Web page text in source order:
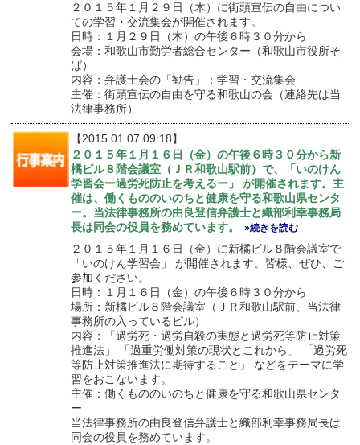
２０１５年１月２９日（木）に街頭宣伝の自由につい
ての学習・交流集会が開催されます。
日時：１月２９日（木）の午後６時３０分から
会場：和歌山市勤労者総合センター（和歌山市役所そ
ば）
内容：弁護士会の「勧告」：学習・交流集会
主催：街頭宣伝の自由を守る和歌山の会（連絡先は当
法律事務所）
【2015.01.07 09:18】
２０１５年１月１６日（金）の午後６時３０分から新
橘ビル８階会議室（ＪＲ和歌山駅前）で、「いのけん
学習会ー過労死防止を考えるー」 が開催されます。主
催は、働くもののいのちと健康を守る和歌山県センタ
ー。当法律事務所の由良登信弁護士と織部利幸事務局
長は同会の役員を務めています。
»続きを読む
２０１５年１月１６日（金）に新橘ビル８階会議室で
「いのけん学習会」 が開催されます。皆様、ぜひ、ご
参加ください。
日時：１月１６日（金）の午後６時３０分から
場所：新橘ビル８階会議室（ＪＲ和歌山駅前、当法律
事務所の入っているビル）
内容：「過労死・過労自殺の実態と過労死等防止対策
推進法」 「過重労働対策の現状とこれから」 「過労死
等防止対策推進法に期待すること」 などをテーマに学
習をおこないます。
主催：働くもののいのちと健康を守る和歌山県センタ
ー
当法律事務所の由良登信弁護士と織部利幸事務局長は
同会の役員を務めています。